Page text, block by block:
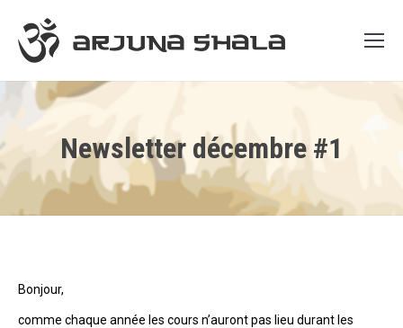
Newsletter décembre #1
Bonjour,
comme chaque année les cours n’auront pas lieu durant les